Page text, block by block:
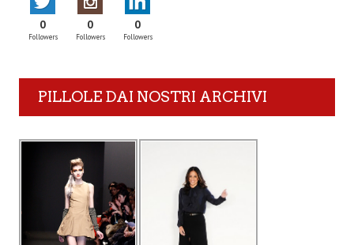
0
Followers
0
Followers
0
Followers
PILLOLE DAI NOSTRI ARCHIVI